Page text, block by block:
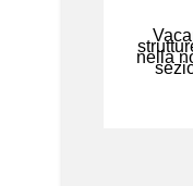
nella